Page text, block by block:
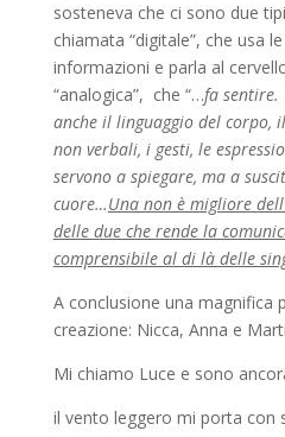
sosteneva che ci sono due
chiamata “digitale”, che usa
informazioni e parla al
“analogica”, che “…fa sentire.
anche il linguaggio del corpo,
non verbali, i gesti, le
servono a spiegare, ma a
cuore…Una non è migliore
delle due che rende la
comprensibile al di là delle
A conclusione una magnifica
creazione: Nicca, Anna e
Mi chiamo Luce e sono
il vento leggero mi porta con